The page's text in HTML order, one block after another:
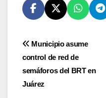
Navegación
de
entradas
Municipio asume
control de red de
semáforos del BRT en
Juárez